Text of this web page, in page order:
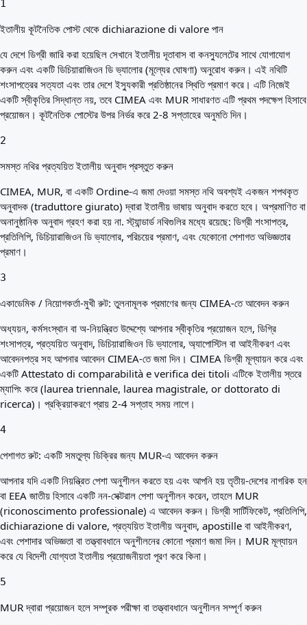
1
ইতালীয় কূটনৈতিক পোস্ট থেকে dichiarazione di valore পান
যে দেশে ডিগ্রী জারি করা হয়েছিল সেখানে ইতালীয় দূতাবাস বা কনস্যুলেটের সাথে যোগাযোগ
করুন এবং একটি ডিচিয়ারাজিওন ডি ভ্যালোর (মূল্যের ঘোষণা) অনুরোধ করুন। এই নথিটি
শংসাপত্রের সত্যতা এবং তার দেশে ইস্যুকারী প্রতিষ্ঠানের স্থিতি প্রমাণ করে। এটি নিজেই
একটি স্বীকৃতির সিদ্ধান্ত নয়, তবে CIMEA এবং MUR সাধারণত এটি প্রথম পদক্ষেপ হিসাবে
প্রয়োজন। কূটনৈতিক পোস্টের উপর নির্ভর করে 2-8 সপ্তাহের অনুমতি দিন।
2
সমস্ত নথির প্রত্যয়িত ইতালীয় অনুবাদ প্রস্তুত করুন
CIMEA, MUR, বা একটি Ordine-এ জমা দেওয়া সমস্ত নথি অবশ্যই একজন শপথকৃত
অনুবাদক (traduttore giurato) দ্বারা ইতালীয় ভাষায় অনুবাদ করতে হবে। অপ্রমাণিত বা
অনানুষ্ঠানিক অনুবাদ গ্রহণ করা হয় না. স্ট্যান্ডার্ড নথিগুলির মধ্যে রয়েছে: ডিগ্রী শংসাপত্র,
প্রতিলিপি, ডিচিয়ারাজিওন ডি ভ্যালোর, পরিচয়ের প্রমাণ, এবং যেকোনো পেশাগত অভিজ্ঞতার
প্রমাণ।
3
একাডেমিক / নিয়োগকর্তা-মুখী রুট: তুলনামূলক প্রমাণের জন্য CIMEA-তে আবেদন করুন
অধ্যয়ন, কর্মসংস্থান বা অ-নিয়ন্ত্রিত উদ্দেশ্যে আপনার স্বীকৃতির প্রয়োজন হলে, ডিগ্রি
শংসাপত্র, প্রত্যয়িত অনুবাদ, ডিচিয়ারাজিওন ডি ভ্যালোর, অ্যাপোস্টিল বা আইনীকরণ এবং
আবেদনপত্র সহ আপনার আবেদন CIMEA-তে জমা দিন। CIMEA ডিগ্রী মূল্যায়ন করে এবং
একটি Attestato di comparabilità e verifica dei titoli এটিকে ইতালীয় স্তরে
ম্যাপিং করে (laurea triennale, laurea magistrale, or dottorato di
ricerca)। প্রক্রিয়াকরণে প্রায় 2-4 সপ্তাহ সময় লাগে।
4
পেশাগত রুট: একটি সমতুল্য ডিক্রির জন্য MUR-এ আবেদন করুন
আপনার যদি একটি নিয়ন্ত্রিত পেশা অনুশীলন করতে হয় এবং আপনি হয় তৃতীয়-দেশের নাগরিক হন
বা EEA জাতীয় হিসাবে একটি নন-সেক্টরাল পেশা অনুশীলন করেন, তাহলে MUR
(riconoscimento professionale) এ আবেদন করুন। ডিগ্রী সার্টিফিকেট, প্রতিলিপি,
dichiarazione di valore, প্রত্যয়িত ইতালীয় অনুবাদ, apostille বা আইনীকরণ,
এবং পেশাদার অভিজ্ঞতা বা তত্ত্বাবধানে অনুশীলনের কোনো প্রমাণ জমা দিন। MUR মূল্যায়ন
করে যে বিদেশী যোগ্যতা ইতালীয় প্রয়োজনীয়তা পূরণ করে কিনা।
5
MUR দ্বারা প্রয়োজন হলে সম্পূরক পরীক্ষা বা তত্ত্বাবধানে অনুশীলন সম্পূর্ণ করুন